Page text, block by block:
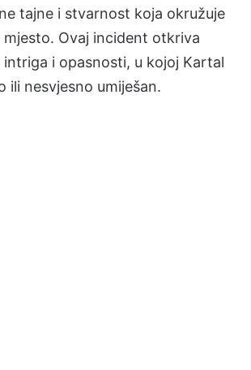
tajne i stvarnost koja okružuje
Ovaj incident otkriva
intriga i opasnosti, u kojoj Kartal
ili nesvjesno umiješan.